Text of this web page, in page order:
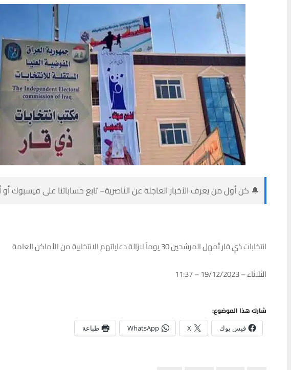
🔔 كن أول من يعرف الأخبار العاجلة عن الناصرية– تابع حساباتنا على فيسبوك
انتخابات ذي قار تُمهِل المرشحين 30 يوماً لازالة دعاياتهم الانتخابية من الأماكن العامة
الثلاثاء – 19/12/2023 – 11:37
شارك هذا الموضوع:
فيس بوك X
WhatsApp طباعة